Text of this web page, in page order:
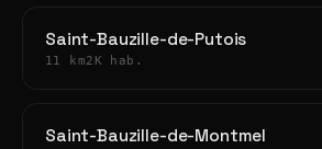
Saint-Bauzille-de-Putois
11 km2K hab.
Saint-Bauzille-de-Montmel